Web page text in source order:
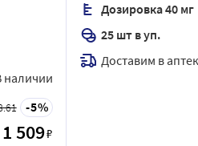
наличии
5
1 509₽
Дозировка 40 мг
25 шт в уп.
Доставим в